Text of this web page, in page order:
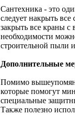
Сантехника - это
следует накрыть
закрыть все краны
необходимости
строительной пыли
Дополнительные
Помимо
которые помогут
специальные
Также полезно